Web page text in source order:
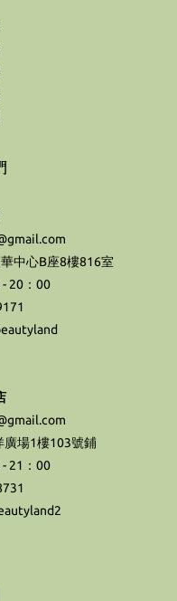
中心B座8樓816室
20：00
廣場1樓103號鋪
- 21：00